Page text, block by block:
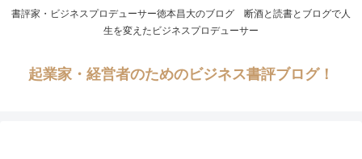
書評家・ビジネスプロデューサー徳本昌大のブログ 断酒と読書とブログで人
生を変えたビジネスプロデューサー
起業家・経営者のためのビジネス書評ブログ！